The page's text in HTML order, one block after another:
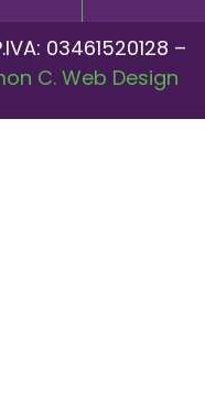
03461520128 –
C. Web Design